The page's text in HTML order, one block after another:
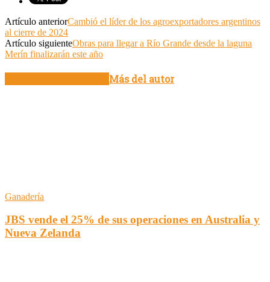
Artículo anteriorCambió el líder de los agroexportadores argentinos
al cierre de 2024
Artículo siguienteObras para llegar a Río Grande desde la laguna
Merín finalizarán este año
Más del autor
Ganadería
JBS vende el 25% de sus operaciones en Australia y
Nueva Zelanda